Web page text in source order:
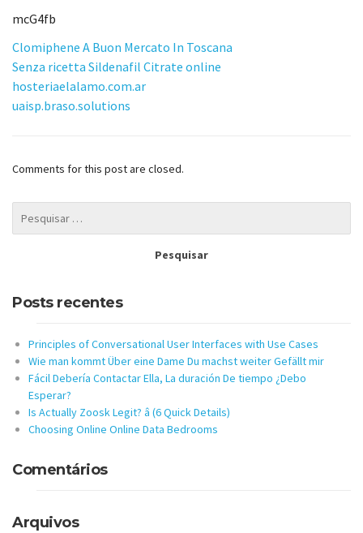
mcG4fb
Clomiphene A Buon Mercato In Toscana
Senza ricetta Sildenafil Citrate online
hosteriaelalamo.com.ar
uaisp.braso.solutions
Comments for this post are closed.
Posts recentes
Principles of Conversational User Interfaces with Use Cases
Wie man kommt Über eine Dame Du machst weiter Gefällt mir
Fácil Debería Contactar Ella, La duración De tiempo ¿Debo
Esperar?
Is Actually Zoosk Legit? â (6 Quick Details)
Choosing Online Online Data Bedrooms
Comentários
Arquivos